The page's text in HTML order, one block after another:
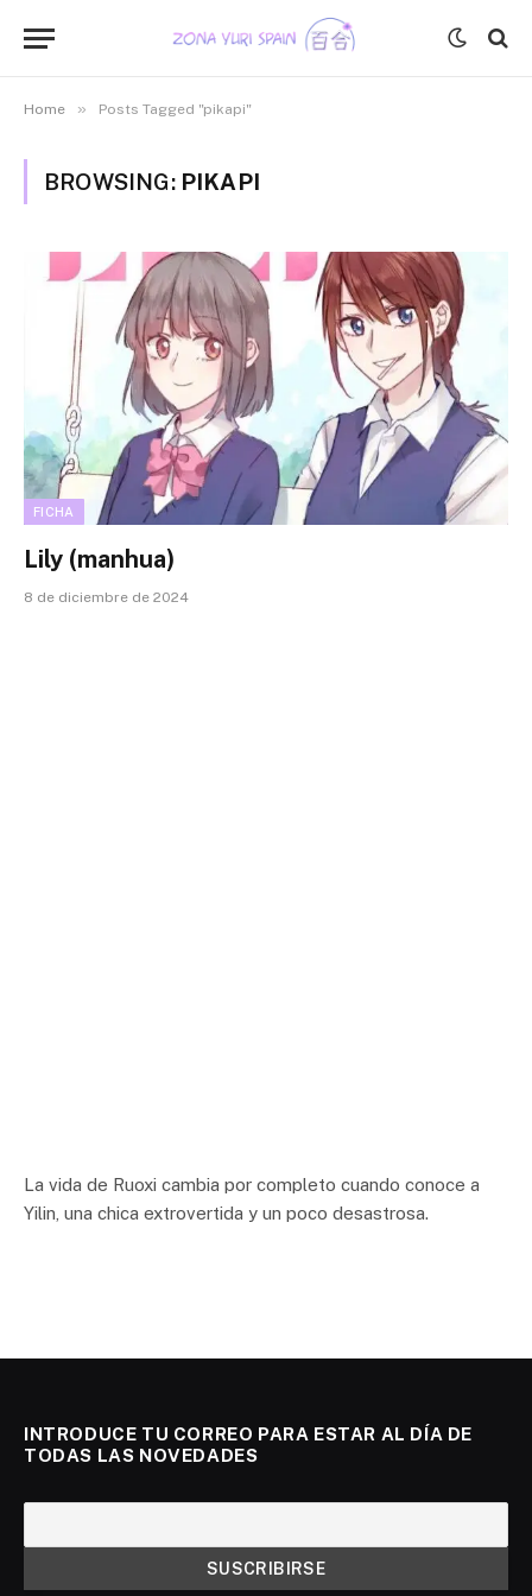
Home » Posts Tagged "pikapi"
BROWSING: PIKAPI
FICHA
Lily (manhua)
8 de diciembre de 2024
La vida de Ruoxi cambia por completo cuando conoce a
Yilin, una chica extrovertida y un poco desastrosa.
INTRODUCE TU CORREO PARA ESTAR AL DÍA DE
TODAS LAS NOVEDADES